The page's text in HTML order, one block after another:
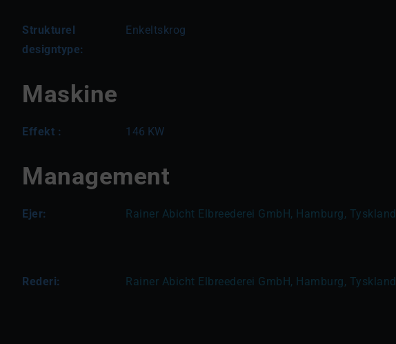
Strukturel
designtype:
Enkeltskrog
Maskine
Effekt : 146 KW
Management
Ejer: Rainer Abicht Elbreederei GmbH, Hamburg, Tyskland
Rederi: Rainer Abicht Elbreederei GmbH, Hamburg, Tyskland